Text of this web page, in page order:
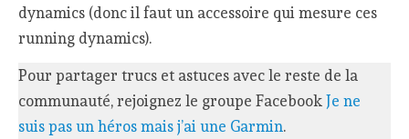
dynamics (donc il faut un accessoire qui mesure ces
running dynamics).
Pour partager trucs et astuces avec le reste de la
communauté, rejoignez le groupe FacebookJe ne
suis pas un héros mais j’ai une Garmin.